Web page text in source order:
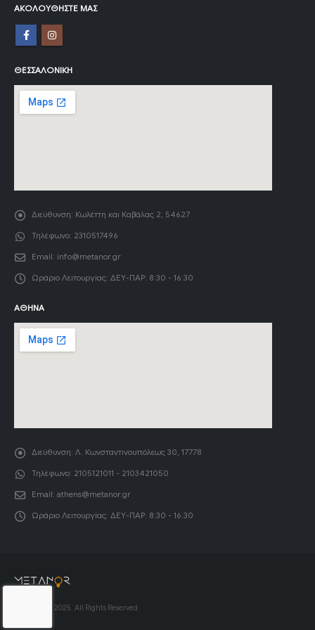
ΑΚΟΛΟΥΘΉΣΤΕ ΜΑΣ
ΘΕΣΣΑΛΟΝΊΚΗ
Διεύθυνση: Κωλέττη και Καβάλας 2, 54627
Τηλέφωνο: 2310517496
Email: info@metanor.gr
Ωράριο Λειτουργίας: ΔΕΥ-ΠΑΡ: 8:30 - 16:30
ΑΘΉΝΑ
Διεύθυνση: Λ. Κωνσταντινουπόλεως 30, 17778
Τηλέφωνο: 2105121011 - 2103421050
Email: athens@metanor.gr
Ωράριο Λειτουργίας: ΔΕΥ-ΠΑΡ: 8:30 - 16:30
© Copyright 2025. All Rights Reserved.